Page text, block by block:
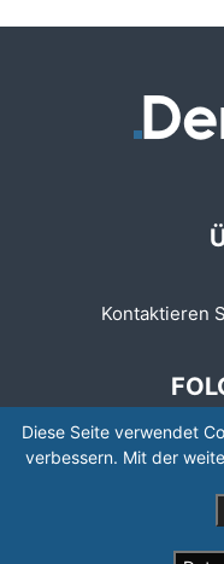
Kontaktieren
Diese Seite verwendet
verbessern. Mit der